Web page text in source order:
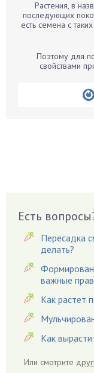
Бархатцы
Бегония
Бирючина
Вишня
Вредители
Гардения
Гацания
Гвоздики
Георгины
Герань
Гиацинт
Гиппеаструм
Растения, в
последующих
есть семена с
Поэтому для
свойствами
Есть
Пересадка
делать?
важные
Как растет
Как
Или смотрите